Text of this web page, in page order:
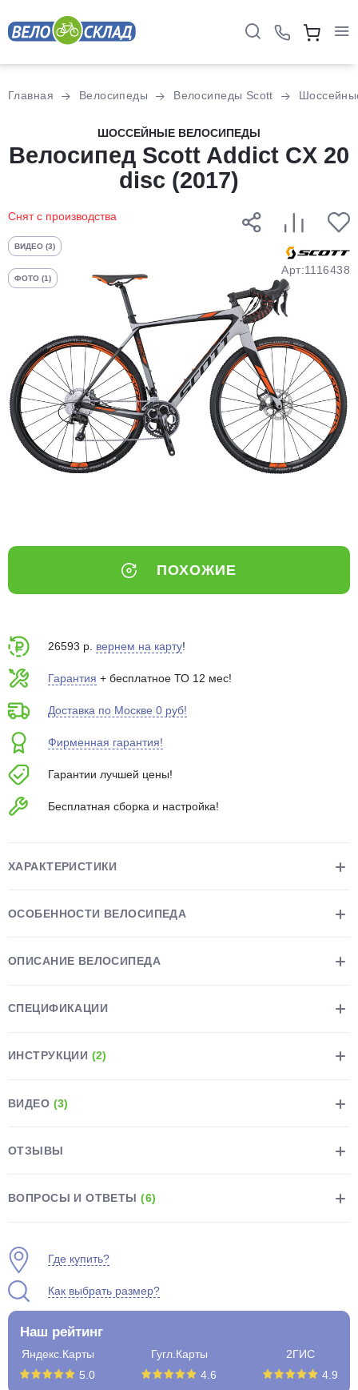
Главная Велосипеды Велосипеды Scott
ШОССЕЙНЫЕ ВЕЛОСИПЕДЫ
Велосипед Scott Addict CX 20
disc (2017)
Снят с производства
ВИДЕО (3)
ФОТО (1)
Арт:1116438
ПОХОЖИЕ
26593 р. вернем на карту!
Гарантия + бесплатное ТО 12 мес!
Доставка по Москве 0 руб!
Фирменная гарантия!
Гарантии лучшей цены!
Бесплатная сборка и настройка!
ХАРАКТЕРИСТИКИ
ОСОБЕННОСТИ ВЕЛОСИПЕДА
ОПИСАНИЕ ВЕЛОСИПЕДА
СПЕЦИФИКАЦИИ
ИНСТРУКЦИИ (2)
ВИДЕО (3)
ОТЗЫВЫ
ВОПРОСЫ И ОТВЕТЫ(6)
Где купить?
Как выбрать размер?
Наш рейтинг
Яндекс.Карты
5.0
Гугл.Карты
4.6
2ГИС
4.9
Разбейте
оплатуна части
без переплат
График платежей
Добавляйте товары
в корзину
Оплачивайте сегодня только
25% картой любого банка
выбранный способом
Оставшиеся75% будут
Подробнее
Остались вопросы?